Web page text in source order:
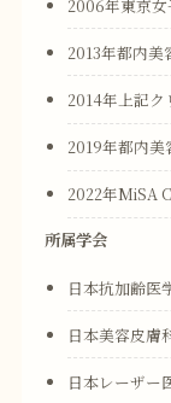
2006年東京
2013年都内美
2014年上記ク
2019年都内美
2022年MiSA
所属学会
日本抗加齢医
日本美容皮膚
日本レーザー